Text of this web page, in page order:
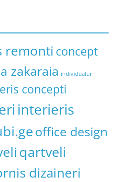
remonti concept
zakaraia individualuri
concepti
interieris
office design
qartveli
dizaineri